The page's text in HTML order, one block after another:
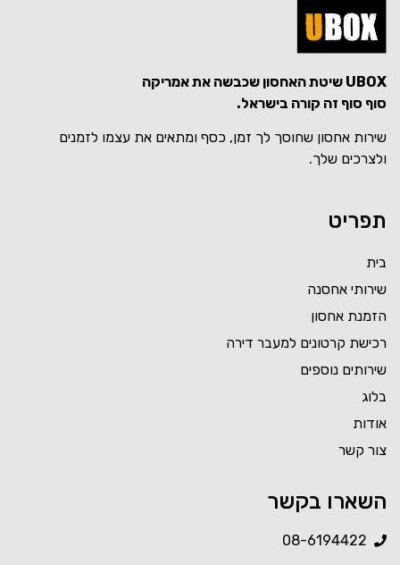
UBOX שיטת האחסון שכבשה את אמריקה
סוף סוף זה קורה בישראל.
שירות אחסון שחוסך לך זמן, כסף ומתאים את עצמו לזמנים
ולצרכים שלך.
תפריט
בית
שירותי אחסנה
הזמנת אחסון
רכישת קרטונים למעבר דירה
שירותים נוספים
בלוג
אודות
צור קשר
השארו בקשר
08-6194422